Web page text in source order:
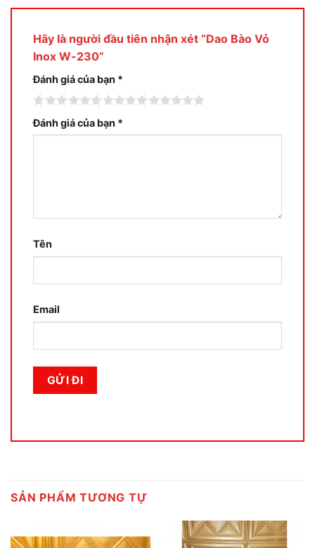
Hãy là người đầu tiên nhận xét “Dao Bào Vỏ
Inox W-230”
Đánh giá của bạn *
Đánh giá của bạn *
Tên
Email
SẢN PHẨM TƯƠNG TỰ